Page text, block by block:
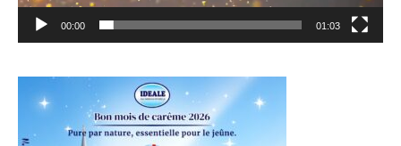
00:00 01:03